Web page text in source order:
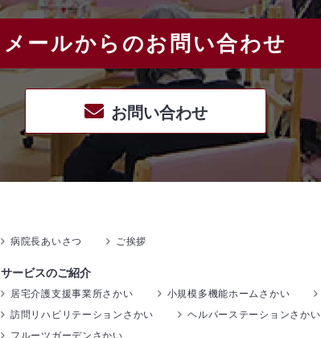
メールからのお問い合わせ
お問い合わせ
病院長あいさつ ご挨拶
サービスのご紹介
居宅介護支援事業所さかい 小規模多機能ホームさかい
訪問リハビリテーションさかい
ヘルパーステーションさかい
フルーツガーデンさかい